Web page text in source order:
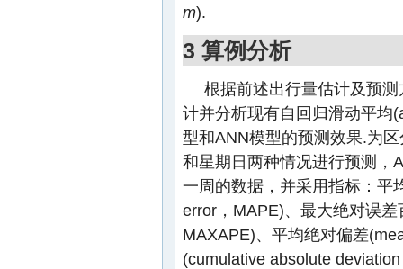
m).
3 算例分析
根据前述出行量估计及预
计并分析现有自回归滑动平均
型和ANN模型的预测效果.为
和星期日两种情况进行预测，
一周的数据，并采用指标：平
error，MAPE)、最大绝对误
MAXAPE)、平均绝对偏差
(cumulative absolute